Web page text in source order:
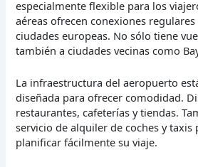
especialmente flexible para los
aéreas ofrecen conexiones
ciudades europeas. No sólo tiene
también a ciudades vecinas como
La infraestructura del aeropuerto
diseñada para ofrecer comodidad.
restaurantes, cafeterías y tiendas.
servicio de alquiler de coches y taxis
planificar fácilmente su viaje.